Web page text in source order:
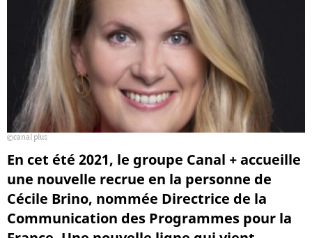
canal plus
En cet été 2021, le groupe Canal + accueille
une nouvelle recrue en la personne de
Cécile Brino, nommée Directrice de la
Communication des Programmes pour la